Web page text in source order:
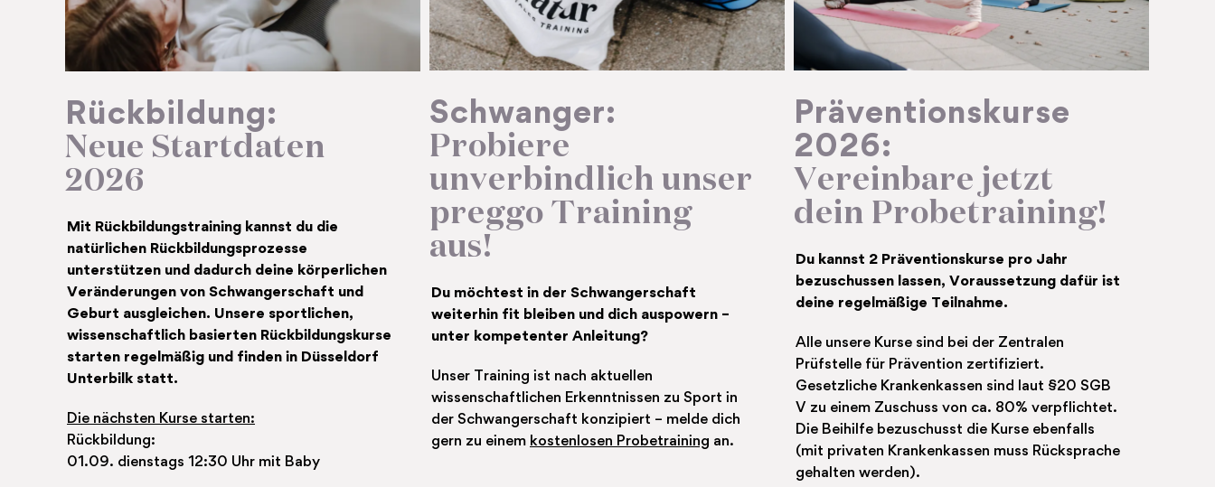
Rückbildung:
Neue Startdaten
2026
Mit Rückbildungs­training kannst du die
natürlichen Rückbildungs­prozesse
unterstützen und dadurch deine körperlichen
Veränderungen von Schwangerschaft und
Geburt ausgleichen. Unsere sportlichen,
wissenschaftlich basierten Rückbildungs­kurse
starten regelmäßig und finden in Düsseldorf
Unterbilk statt.
Die nächsten Kurse starten:
Rückbildung:
01.09. dienstags 12:30 Uhr mit Baby
Schwanger:
Probiere
unverbindlich unser
preggo Training
aus!
Du möchtest in der Schwangerschaft
weiterhin fit bleiben und dich auspowern –
unter kompetenter Anleitung?
Unser Training ist nach aktuellen
wissenschaftlichen Erkenntnissen zu Sport in
der Schwangerschaft konzipiert – melde dich
gern zu einem kostenlosen Probetraining an.
Präventionskurse
2026:
Vereinbare jetzt
dein Probe­training!
Du kannst 2 Präventionskurse pro Jahr
bezuschussen lassen, Voraussetzung dafür ist
deine regelmäßige Teilnahme.
Alle unsere Kurse sind bei der Zentralen
Prüfstelle für Prävention zertifiziert.
Gesetzliche Krankenkassen sind laut §20 SGB
V zu einem Zuschuss von ca. 80% verpflichtet.
Die Beihilfe bezuschusst die Kurse ebenfalls
(mit privaten Krankenkassen muss Rücksprache
gehalten werden).